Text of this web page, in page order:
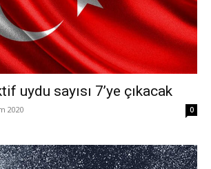
uydu sayısı 7’ye çıkacak
2020 0